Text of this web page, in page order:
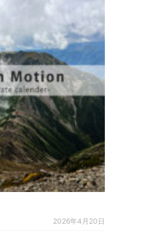
2026年4月20日